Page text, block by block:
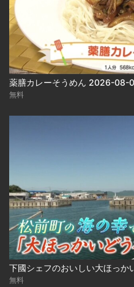
薬膳カレーそうめん 2026-08-
無料
下國シェフのおいしい大ほっ
無料